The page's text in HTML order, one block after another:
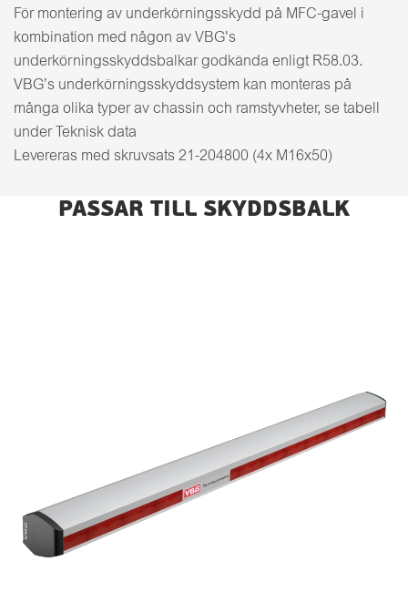
För montering av underkörningsskydd på MFC-gavel i
kombination med någon av VBG's
underkörningsskyddsbalkar godkända enligt R58.03.
VBG’s underkörningsskyddsystem kan monteras på
många olika typer av chassin och ramstyvheter, se tabell
under Teknisk data
Levereras med skruvsats 21-204800 (4x M16x50)
PASSAR TILL SKYDDSBALK